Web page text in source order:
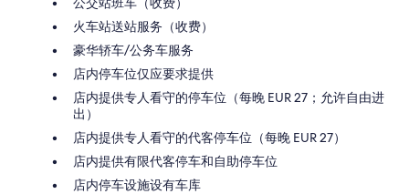
火车站送站服务（收费）
豪华轿车/公务车服务
店内停车位仅应要求提供
店内提供专人看守的停车位（每晚 EUR 27；允许自由进
出）
店内提供专人看守的代客停车位（每晚 EUR 27）
店内提供有限代客停车和自助停车位
店内停车设施设有车库